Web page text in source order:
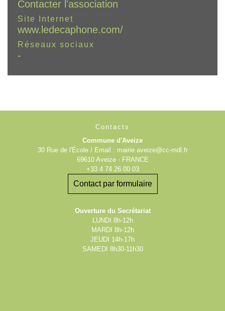
Contacter l'association
Site Internet
www.ledecaphone.com/
Réseaux sociaux
-
Contacts
Commune d'Aveize
30 Rue de l'École / Email : mairie.aveize@cc-mdl.fr
69610 Aveize - FRANCE
+33 4 74 26 00 03
Contact par formulaire
Ouverture du Secrétariat
LUNDI 8h-12h
MARDI 8h-12h
JEUDI 14h-17h
SAMEDI 8h30-11h30